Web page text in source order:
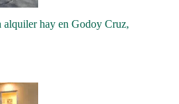
alquiler hay en Godoy Cruz,